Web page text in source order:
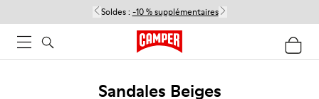
Soldes : -10 % supplémentaires
Sandales Beiges